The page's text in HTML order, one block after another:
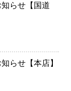
らせ【国道
らせ【本店】